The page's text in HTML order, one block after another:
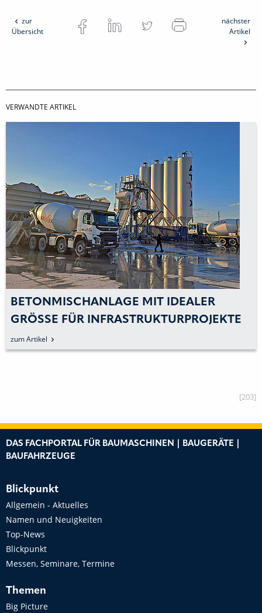
zur
Übersicht
nächster
Artikel
VERWANDTE ARTIKEL
BETONMISCHANLAGE MIT IDEALER
GRÖSSE FÜR INFRASTRUKTURPROJEKTE
zum Artikel
[203]
DAS FACHPORTAL FÜR BAUMASCHINEN | BAUGERÄTE |
BAUFAHRZEUGE
Blickpunkt
Allgemein - Aktuelles
Namen und Neuigkeiten
Top-News
Blickpunkt
Messen, Seminare, Termine
Themen
Big Picture